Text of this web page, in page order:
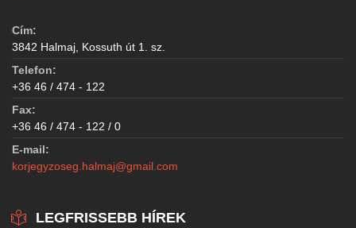
Cím:
3842 Halmaj, Kossuth út 1. sz.
Telefon:
+36 46 / 474 - 122
Fax:
+36 46 / 474 - 122 / 0
E-mail:
korjegyzoseg.halmaj@gmail.com
LEGFRISSEBB HÍREK